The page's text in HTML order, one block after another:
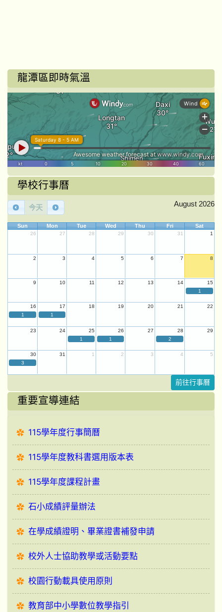
龍潭區即時氣溫
學校行事曆
今天 August 2026
Sun Mon Tue Wed Thu Fri Sat
26 27 28 29 30 31 1
2 3 4 5 6 7 8
9 10 11 12 13 14
15
1
16 17 18 19 20 21
22
1
1
23 24 25 26 27 28
29
1
1 2
30 31 1 2 3 4
5
3
前往行事曆
重要宣導連結
115學年度行事簡曆
115學年度教科書選用版本表
115學年度課程計畫
石小成績評量辦法
在學成績證明、畢業證書補發申請
校外人士協助教學或活動要點
校園行動載具使用原則
教育部中小學數位教學指引